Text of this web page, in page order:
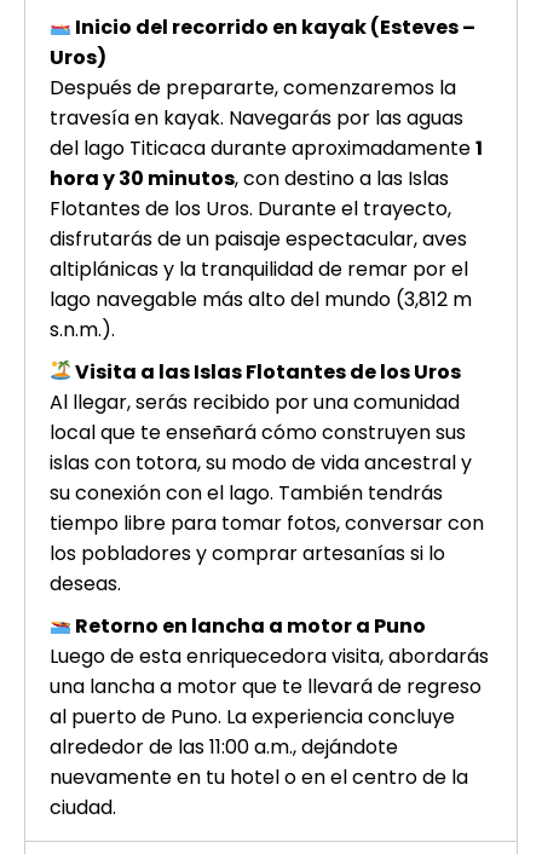
Inicio del recorrido en kayak (Esteves –
Uros)
Después de prepararte, comenzaremos la
travesía en kayak. Navegarás por las aguas
del lago Titicaca durante aproximadamente1
hora y 30 minutos, con destino a las Islas
Flotantes de los Uros. Durante el trayecto,
disfrutarás de un paisaje espectacular, aves
altiplánicas y la tranquilidad de remar por el
lago navegable más alto del mundo (3,812 m
s.n.m.).
Visita a las Islas Flotantes de los Uros
Al llegar, serás recibido por una comunidad
local que te enseñará cómo construyen sus
islas con totora, su modo de vida ancestral y
su conexión con el lago. También tendrás
tiempo libre para tomar fotos, conversar con
los pobladores y comprar artesanías si lo
deseas.
Retorno en lancha a motor a Puno
Luego de esta enriquecedora visita, abordarás
una lancha a motor que te llevará de regreso
al puerto de Puno. La experiencia concluye
alrededor de las 11:00 a.m., dejándote
nuevamente en tu hotel o en el centro de la
ciudad.